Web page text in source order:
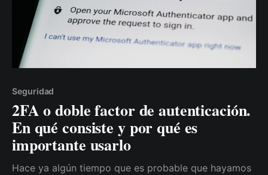
Seguridad
2FA o doble factor de autenticación.
En qué consiste y por qué es
importante usarlo
Hace ya algún tiempo que es probable que hayamos